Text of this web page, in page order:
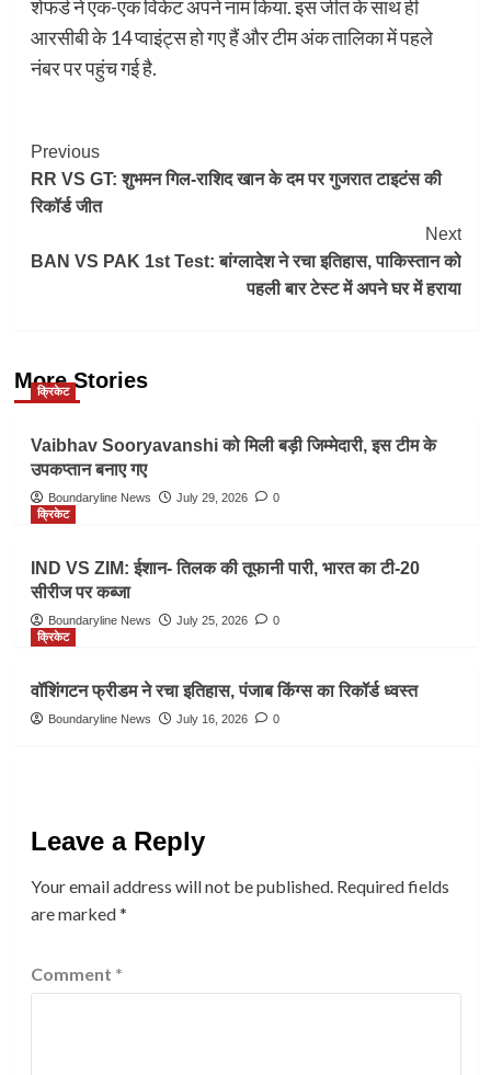
शेफर्ड ने एक-एक विकेट अपने नाम किया. इस जीत के साथ ही
आरसीबी के 14 प्वाइंट्स हो गए हैं और टीम अंक तालिका में पहले
नंबर पर पहुंच गई है.
Post
Navigation
Previous
RR VS GT: शुभमन गिल-राशिद खान के दम पर गुजरात टाइटंस की
रिकॉर्ड जीत
Next
BAN VS PAK 1st Test: बांग्लादेश ने रचा इतिहास, पाकिस्तान को
पहली बार टेस्ट में अपने घर में हराया
More Stories
क्रिकेट
Vaibhav Sooryavanshi को मिली बड़ी जिम्मेदारी, इस टीम के
उपकप्तान बनाए गए
Boundaryline News July 29, 2026
0
क्रिकेट
IND VS ZIM: ईशान- तिलक की तूफानी पारी, भारत का टी-20
सीरीज पर कब्जा
Boundaryline News July 25, 2026
0
क्रिकेट
वॉशिंगटन फ्रीडम ने रचा इतिहास, पंजाब किंग्स का रिकॉर्ड ध्वस्त
Boundaryline News July 16, 2026 0
Leave a Reply
Your email address will not be published. Required fields
are marked*
Comment *